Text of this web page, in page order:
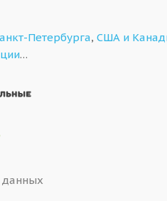
Петербурга, США и
…
данных